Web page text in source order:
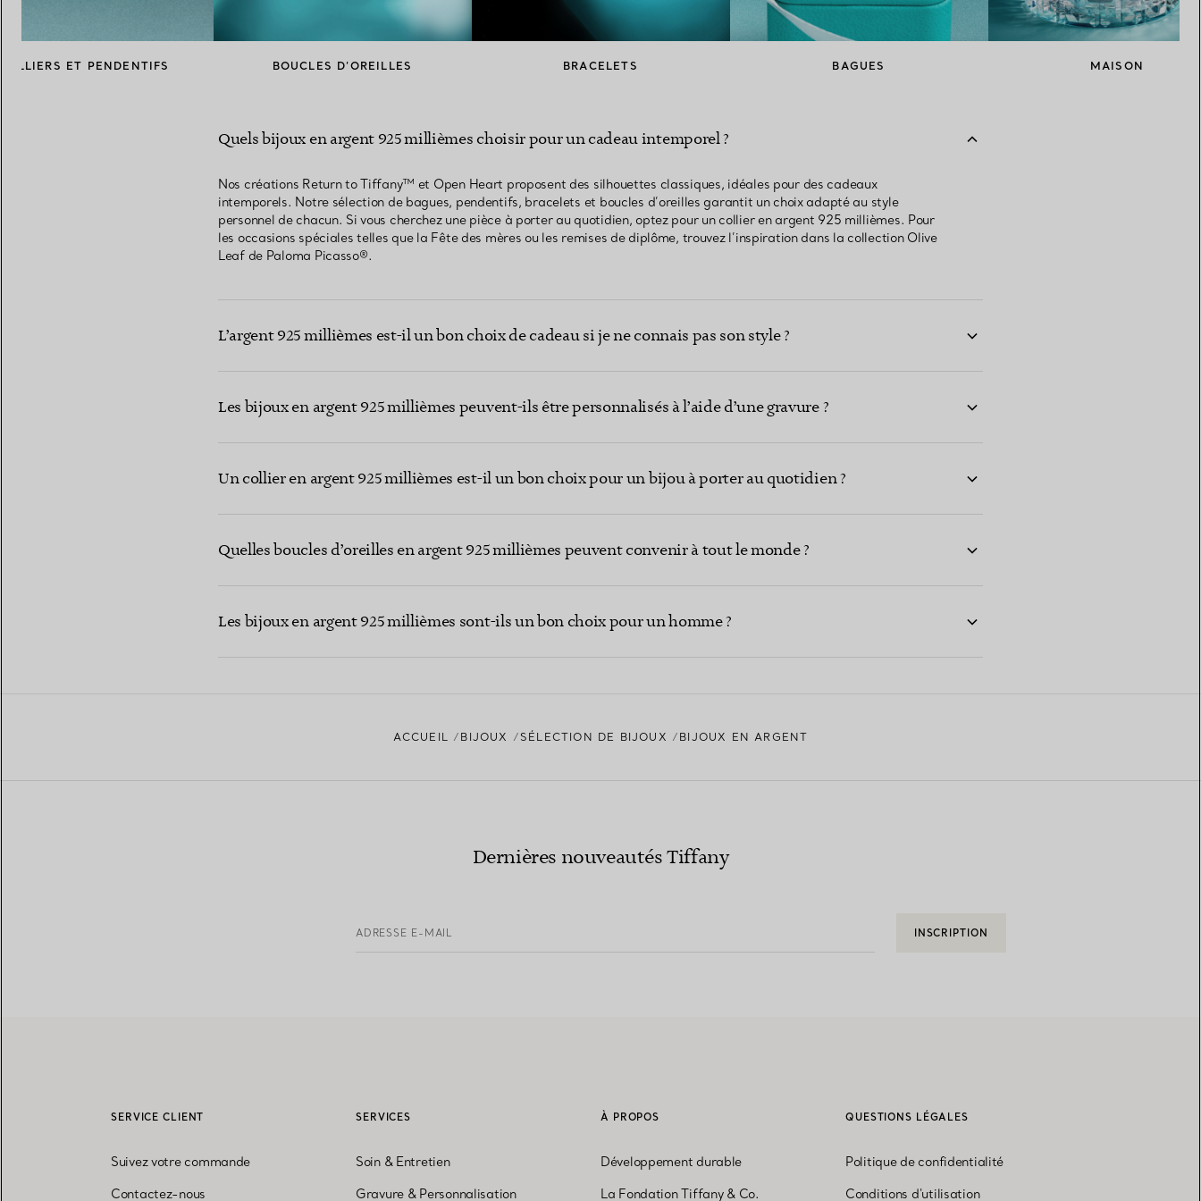
ET PENDENTIFS BOUCLES D’OREILLES BRACELETS BAGUES MAISON
Quels bijoux en argent 925 millièmes choisir pour un cadeau intemporel ?
Nos créations Return to Tiffany™ et Open Heart proposent des silhouettes classiques, idéales pour des cadeaux
intemporels. Notre sélection de bagues, pendentifs, bracelets et boucles d’oreilles garantit un choix adapté au style
personnel de chacun. Si vous cherchez une pièce à porter au quotidien, optez pour un collier en argent 925 millièmes. Pour
les occasions spéciales telles que la Fête des mères ou les remises de diplôme, trouvez l’inspiration dans la collection Olive
Leaf de Paloma Picasso®.
L’argent 925 millièmes est-il un bon choix de cadeau si je ne connais pas son style ?
Les bijoux en argent 925 millièmes peuvent-ils être personnalisés à l’aide d’une gravure ?
Un collier en argent 925 millièmes est-il un bon choix pour un bijou à porter au quotidien ?
Quelles boucles d’oreilles en argent 925 millièmes peuvent convenir à tout le monde ?
Les bijoux en argent 925 millièmes sont-ils un bon choix pour un homme ?
ACCUEIL BIJOUX SÉLECTION DE BIJOUX BIJOUX EN ARGENT
Dernières nouveautés Tiffany
ADRESSE E-MAIL INSCRIPTION
SERVICE CLIENT
Suivez votre commande
Contactez-nous
SERVICES
Soin & Entretien
Gravure & Personnalisation
À PROPOS
Développement durable
La Fondation Tiffany & Co.
QUESTIONS LÉGALES
Politique de confidentialité
Conditions d'utilisation